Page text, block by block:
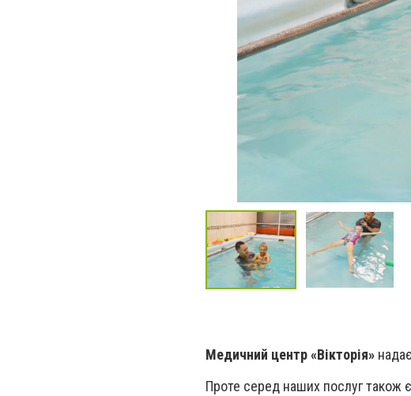
Медичний центр «Вікторія»
Проте серед наших послуг також є